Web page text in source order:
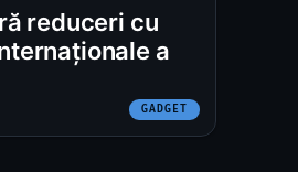
reduceri cu
a
GADGET